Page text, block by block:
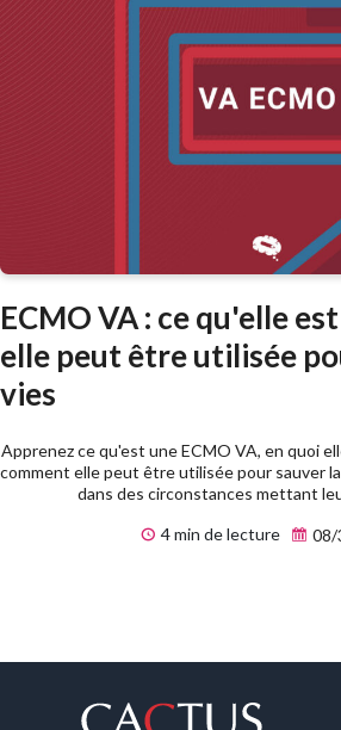
ECMO VA : ce qu'elle
elle peut être utilisée
vies
Apprenez ce qu'est une ECMO VA, en quoi
comment elle peut être utilisée pour sauver
dans des circonstances mettant
4 min de lecture
08/